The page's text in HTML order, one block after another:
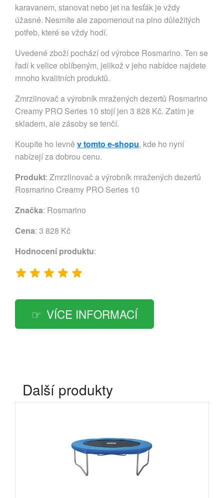
karavanem, stanovat nebo jet na fesťák je vždy
úžasné. Nesmíte ale zapomenout na plno důležitých
potřeb, které se vždy hodí.
Uvedené zboží pochází od výrobce Rosmarino. Ten se
řadí k velice oblíbeným, jelikož v jeho nabídce najdete
mnoho kvalitních produktů.
Zmrzlinovač a výrobník mražených dezertů Rosmarino
Creamy PRO Series 10 stojí jen 3 828 Kč. Zatím je
skladem, ale zásoby se tenčí.
Koupíte ho levně v tomto e-shopu, kde ho nyní
nabízejí za dobrou cenu.
Produkt: Zmrzlinovač a výrobník mražených dezertů
Rosmarino Creamy PRO Series 10
Značka: Rosmarino
Cena: 3 828 Kč
Hodnocení produktu:
VÍCE INFORMACÍ
Další produkty